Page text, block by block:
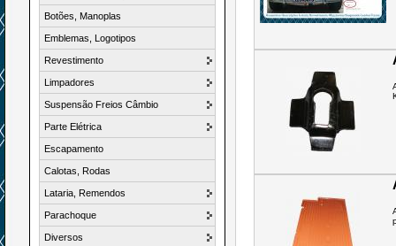
Botões, Manoplas
Emblemas, Logotipos
Revestimento
Limpadores
Suspensão Freios Câmbio
Parte Elétrica
Escapamento
Calotas, Rodas
Lataria, Remendos
Parachoque
Diversos